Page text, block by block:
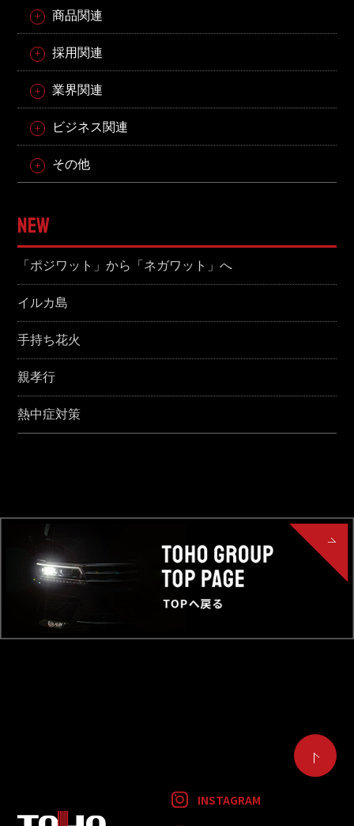
商品関連
採用関連
業界関連
ビジネス関連
その他
NEW
「ポジワット」から「ネガワット」へ
イルカ島
手持ち花火
親孝行
熱中症対策
INSTAGRAM